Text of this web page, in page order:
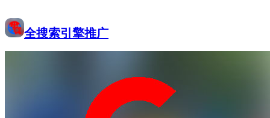
全搜索引擎推广